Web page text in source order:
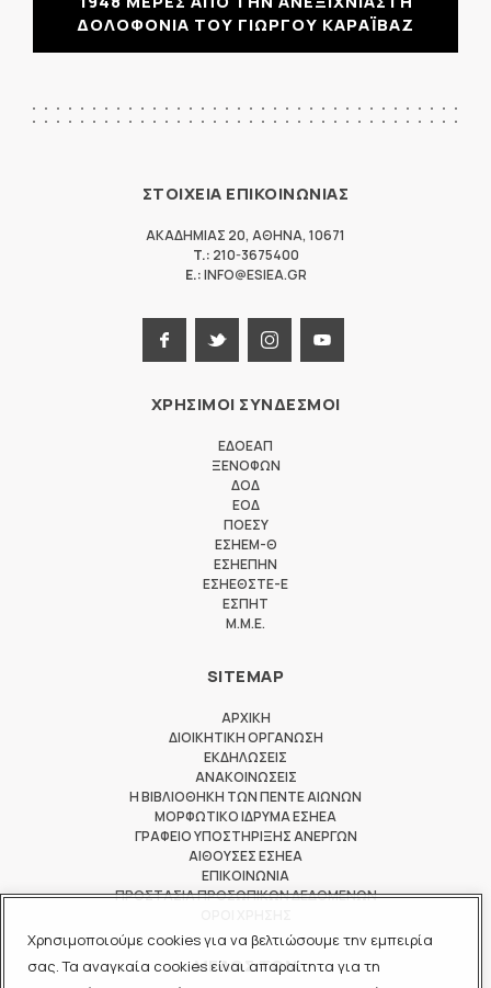
Χρησιμοποιούμε cookies για να βελτιώσουμε την εμπειρία
σας. Τα αναγκαία cookies είναι απαραίτητα για τη
ΔΟΛΟΦΟΝΙΑ ΤΟΥ ΓΙΩΡΓΟΥ ΚΑΡΑΪΒΑΖ
ΣΤΟΙΧΕΙΑ ΕΠΙΚΟΙΝΩΝΙΑΣ
ΑΚΑΔΗΜΙΑΣ 20, ΑΘΗΝΑ, 10671
T.: 210-3675400
E.:INFO@ESIEA.GR
ΧΡΗΣΙΜΟΙ ΣΥΝΔΕΣΜΟΙ
ΕΔΟΕΑΠ
ΞΕΝΟΦΩΝ
ΔΟΔ
ΕΟΔ
ΠΟΕΣΥ
ΕΣΗΕΜ-Θ
ΕΣΗΕΠΗΝ
ΕΣΗΕΘΣΤΕ-Ε
ΕΣΠΗΤ
M.M.E.
SITEMAP
ΑΡΧΙΚΗ
ΔΙΟΙΚΗΤΙΚΗ ΟΡΓΑΝΩΣΗ
ΕΚΔΗΛΩΣΕΙΣ
ΑΝΑΚΟΙΝΩΣΕΙΣ
Η ΒΙΒΛΙΟΘΗΚΗ ΤΩΝ ΠΕΝΤΕ ΑΙΩΝΩΝ
ΜΟΡΦΩΤΙΚΟ ΙΔΡΥΜΑ ΕΣΗΕΑ
ΓΡΑΦΕΙΟ ΥΠΟΣΤΗΡΙΞΗΣ ΑΝΕΡΓΩΝ
ΑΙΘΟΥΣΕΣ ΕΣΗΕΑ
ΕΠΙΚΟΙΝΩΝΙΑ
ΠΡΟΣΤΑΣΙΑ ΠΡΟΣΩΠΙΚΩΝ ΔΕΔΟΜΕΝΩΝ
ΜΕΛΟΣ ΤΩΝ